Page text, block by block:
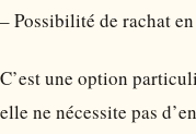
– Possibilité de rachat
C’est une option
elle ne nécessite pas